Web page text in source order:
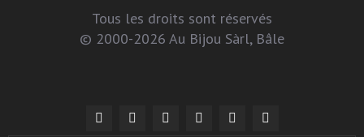
Tous les droits sont réservés
© 2000-2026 Au Bijou Sàrl, Bâle